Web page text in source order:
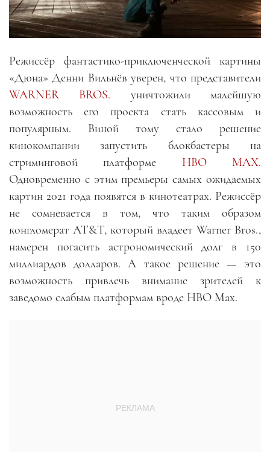
Режиссёр фантастико-приключенческой картины
«Дюна» Денни Вильнёв уверен, что представители
WARNER BROS. уничтожили малейшую
возможность его проекта стать кассовым и
популярным. Виной тому стало решение
кинокомпании запустить блокбастеры на
стриминговой платформе HBO MAX.
Одновременно с этим премьеры самых ожидаемых
картин 2021 года появятся в кинотеатрах. Режиссёр
не сомневается в том, что таким образом
конгломерат AT&T, который владеет Warner Bros.,
намерен погасить астрономический долг в 150
миллиардов долларов. А такое решение — это
возможность привлечь внимание зрителей к
заведомо слабым платформам вроде HBO Max.